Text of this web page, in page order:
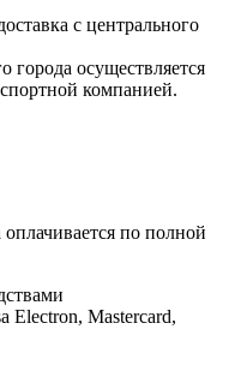
с центрального
города осуществляется
компанией.
по полной
Electron, Mastercard,